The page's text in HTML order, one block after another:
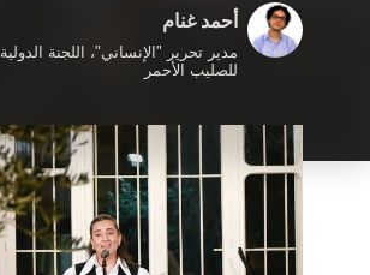
أحمد غنام
مدير تحرير "الإنساني"، اللجنة الدولية
للصليب الأحمر